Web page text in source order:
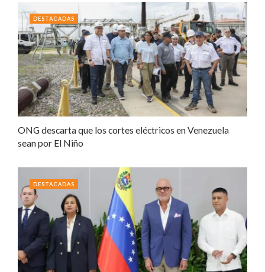
ONG descarta que los cortes eléctricos en Venezuela
sean por El Niño
DESTACADAS
DESTACADAS